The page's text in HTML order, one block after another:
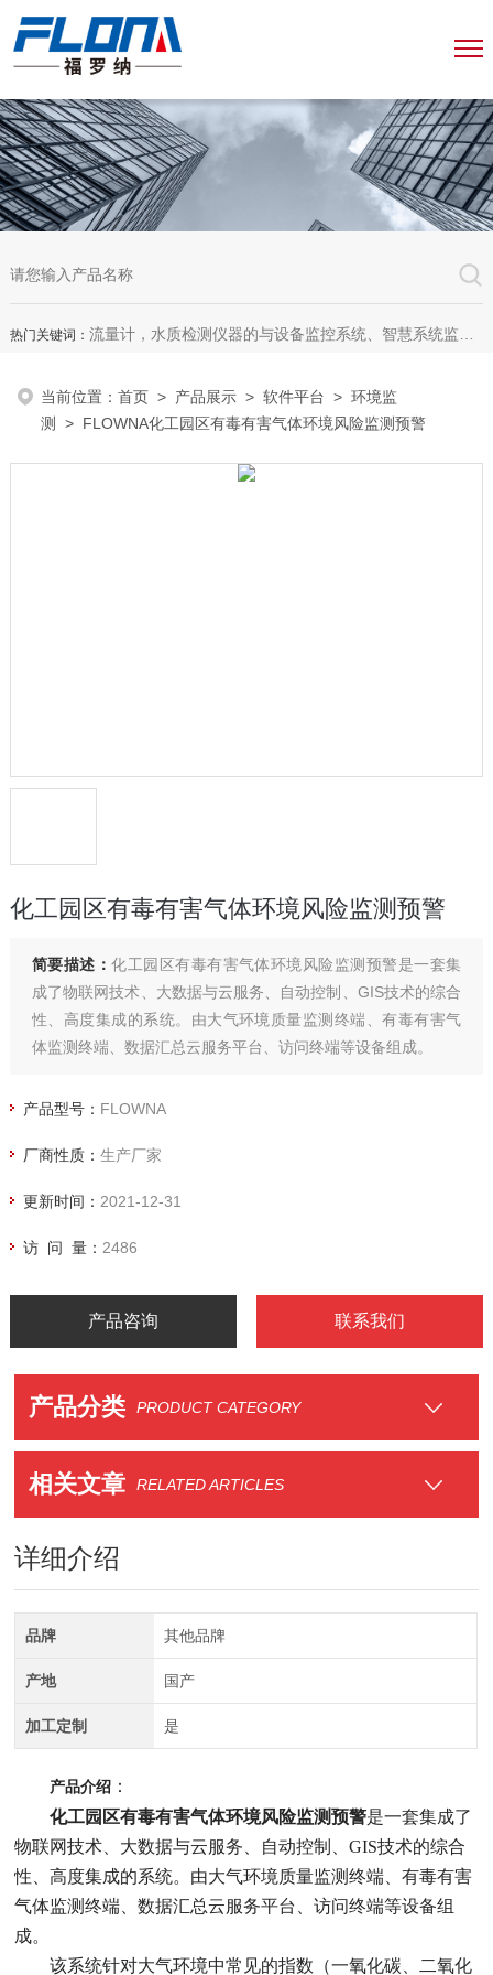
热门关键词： 流量计，水质检测仪器的与设备监控系统、智慧系统监测平台、智慧管网监测系统、园区安全生产与消防安全一体化系统
当前位置：首页 > 产品展示 >软件平台 >环境监
测
> FLOWNA化工园区有毒有害气体环境风险监测预警
化工园区有毒有害气体环境风险监测预警
简要描述：化工园区有毒有害气体环境风险监测预警是一套集
成了物联网技术、大数据与云服务、自动控制、GIS技术的综合
性、高度集成的系统。由大气环境质量监测终端、有毒有害气
体监测终端、数据汇总云服务平台、访问终端等设备组成。
产品型号： FLOWNA
厂商性质： 生产厂家
更新时间： 2021-12-31
访 问 量： 2486
产品咨询 联系我们
产品分类 PRODUCT CATEGORY
相关文章 RELATED ARTICLES
详细介绍
品牌 其他品牌
产地 国产
加工定制 是
产品介绍 ：
化工园区有毒有害气体环境风险监测预警是一套集成了
物联网技术、大数据与云服务、自动控制、GIS技术的综合
性、高度集成的系统。由大气环境质量监测终端、有毒有害
气体监测终端、数据汇总云服务平台、访问终端等设备组
成。
该系统针对大气环境中常见的指数（一氧化碳、二氧化